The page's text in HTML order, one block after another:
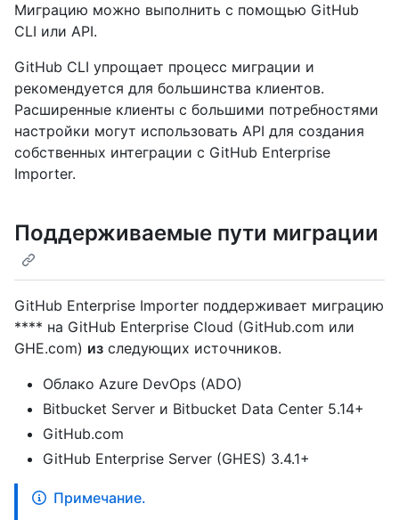
Миграцию можно выполнить с помощью GitHub
CLI или API.
GitHub CLI упрощает процесс миграции и
рекомендуется для большинства клиентов.
Расширенные клиенты с большими потребностями
настройки могут использовать API для создания
собственных интеграции с GitHub Enterprise
Importer.
Поддерживаемые пути миграции
GitHub Enterprise Importer поддерживает миграцию
**** на GitHub Enterprise Cloud (GitHub.com или
GHE.com) из следующих источников.
Облако Azure DevOps (ADO)
Bitbucket Server и Bitbucket Data Center 5.14+
GitHub.com
GitHub Enterprise Server (GHES) 3.4.1+
Примечание.